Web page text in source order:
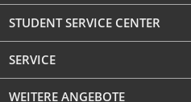
STUDENT SERVICE CENTER
SERVICE
WEITERE ANGEBOTE